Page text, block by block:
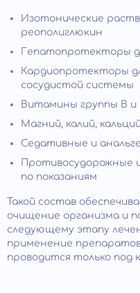
Изотонические
реополиглюкин
Гепатопротекторы
Кардиопротекторы
сосудистой системы
Витамины группы B
Магний, калий,
Седативные и
Противосудорожные
по показаниям
Такой состав
очищение организма и
следующему этапу
применение
проводится только под